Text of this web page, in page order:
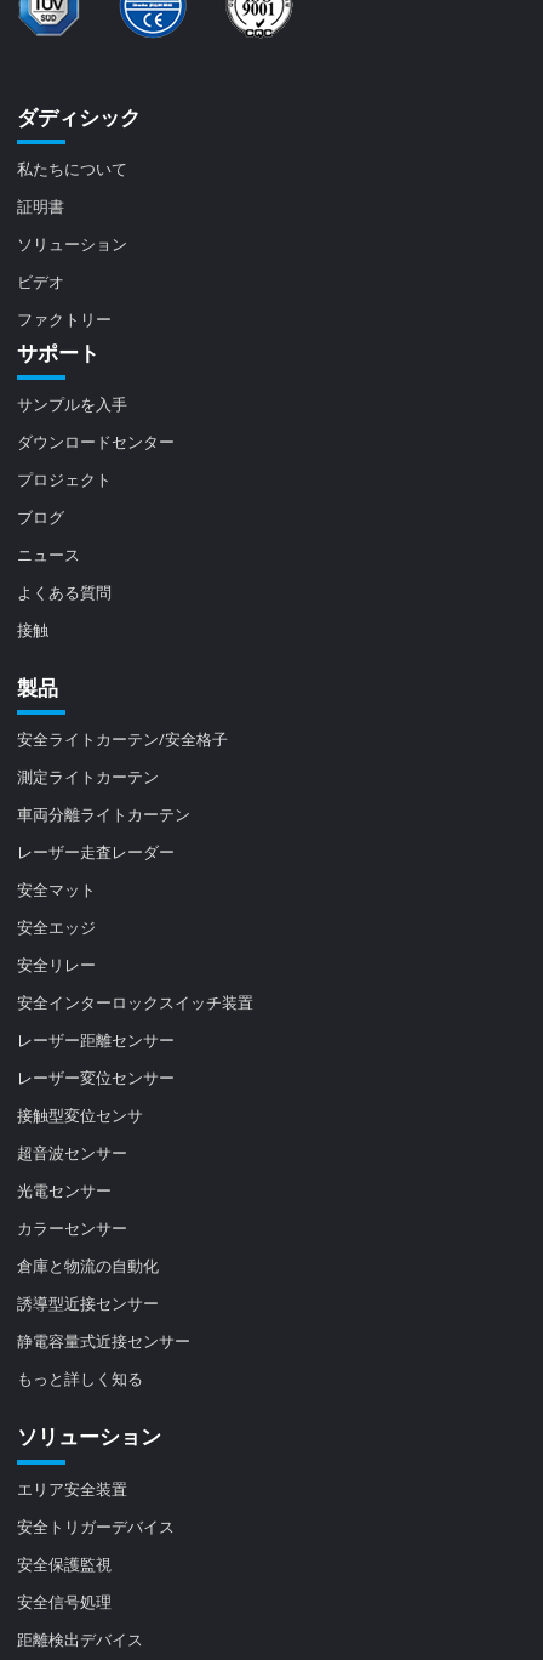
ダディシック
私たちについて
証明書
ソリューション
ビデオ
ファクトリー
サポート
サンプルを入手
ダウンロードセンター
プロジェクト
ブログ
ニュース
よくある質問
接触
製品
安全ライトカーテン/安全格子
測定ライトカーテン
車両分離ライトカーテン
レーザー走査レーダー
安全マット
安全エッジ
安全リレー
安全インターロックスイッチ装置
レーザー距離センサー
レーザー変位センサー
接触型変位センサ
超音波センサー
光電センサー
カラーセンサー
倉庫と物流の自動化
誘導型近接センサー
静電容量式近接センサー
もっと詳しく知る
ソリューション
エリア安全装置
安全トリガーデバイス
安全保護監視
安全信号処理
距離検出デバイス